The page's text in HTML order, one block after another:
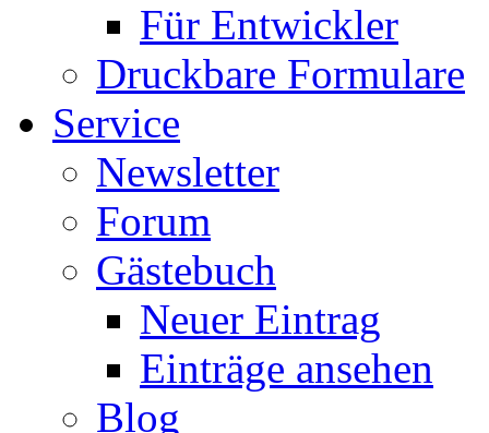
Für Entwickler
Druckbare Formulare
Service
Newsletter
Forum
Gästebuch
Neuer Eintrag
Einträge ansehen
Blog